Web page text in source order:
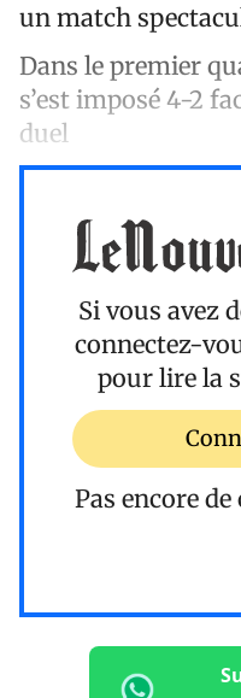
un match
Dans le premier
s’est imposé 4-2
duel
Si vous avez
connectez-
pour lire la
Pas encore